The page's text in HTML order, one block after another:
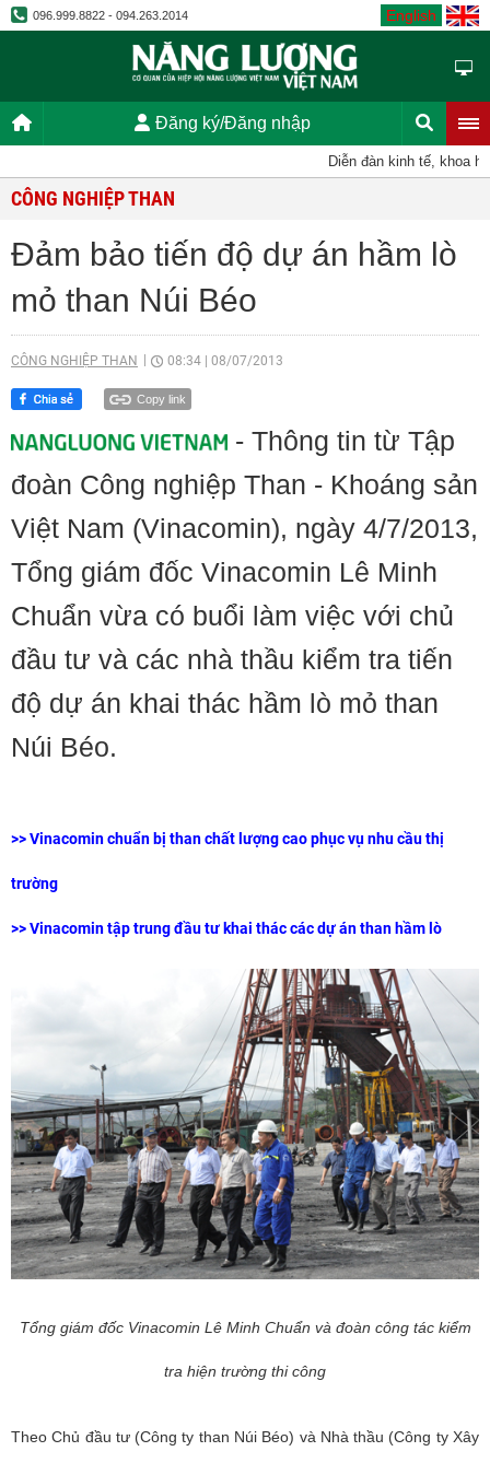
096.999.8822 - 094.263.2014 English
Đăng ký/Đăng nhập
Diễn đàn kinh tế, khoa
CÔNG NGHIỆP THAN
Đảm bảo tiến độ dự án hầm lò
mỏ than Núi Béo
CÔNG NGHIỆP THAN 08:34 08/07/2013
Copy link
- Thông tin từ Tập
đoàn Công nghiệp Than - Khoáng sản
Việt Nam (Vinacomin), ngày 4/7/2013,
Tổng giám đốc Vinacomin Lê Minh
Chuẩn vừa có buổi làm việc với chủ
đầu tư và các nhà thầu kiểm tra tiến
độ dự án khai thác hầm lò mỏ than
Núi Béo.
>>Vinacomin chuẩn bị than chất lượng cao phục vụ nhu cầu thị
trường
>>Vinacomin tập trung đầu tư khai thác các dự án than hầm lò
Tổng giám đốc Vinacomin Lê Minh Chuẩn và đoàn công tác kiểm
tra hiện trường thi công
Theo Chủ đầu tư (Công ty than Núi Béo) và Nhà thầu (Công ty Xây